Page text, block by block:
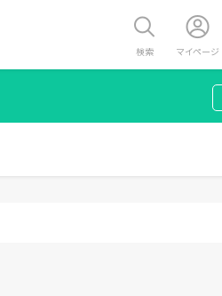
検索 マイページ